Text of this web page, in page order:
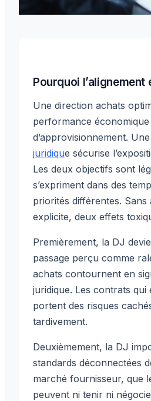
Pourquoi l’alignement
Une direction achats
performance
d’approvisionnement. Une
juridique sécurise
Les deux objectifs sont
s’expriment dans des
priorités différentes. Sans
explicite, deux effets
Premièrement, la DJ
passage perçu comme
achats contournent en
juridique. Les contrats qui
portent des risques
tardivement.
Deuxièmement, la DJ
standards déconnectées
marché fournisseur, que
peuvent ni tenir ni